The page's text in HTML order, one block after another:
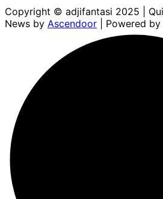
Copyright © adjifantasi 2025 |
News by Ascendoor | Powered by